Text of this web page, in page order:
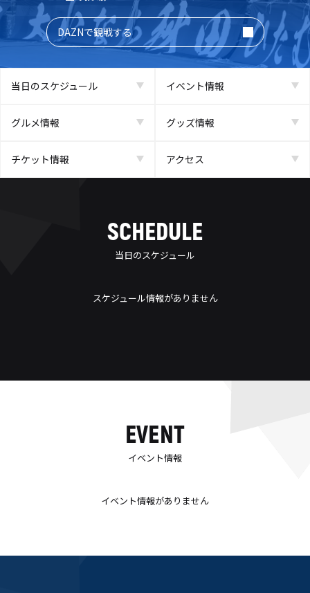
DAZNで観戦する
当日のスケジュール イベント情報
グルメ情報 グッズ情報
チケット情報 アクセス
SCHEDULE
当日のスケジュール
スケジュール情報がありません
EVENT
イベント情報
イベント情報がありません